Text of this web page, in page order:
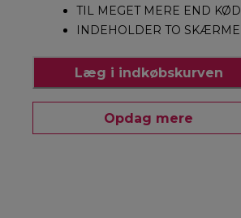
TIL MEGET MERE END KØD
INDEHOLDER TO SKÆRME
Læg i indkøbskurven
Opdag mere